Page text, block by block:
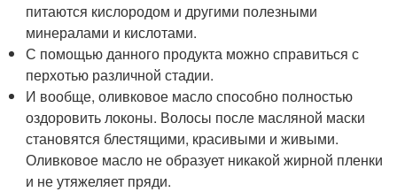
питаются кислородом и другими полезными
минералами и кислотами.
С помощью данного продукта можно справиться с
перхотью различной стадии.
И вообще, оливковое масло способно полностью
оздоровить локоны. Волосы после масляной маски
становятся блестящими, красивыми и живыми.
Оливковое масло не образует никакой жирной пленки
и не утяжеляет пряди.